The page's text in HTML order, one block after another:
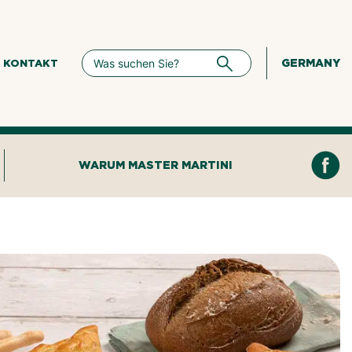
KONTAKT GERMANY
WARUM MASTER MARTINI